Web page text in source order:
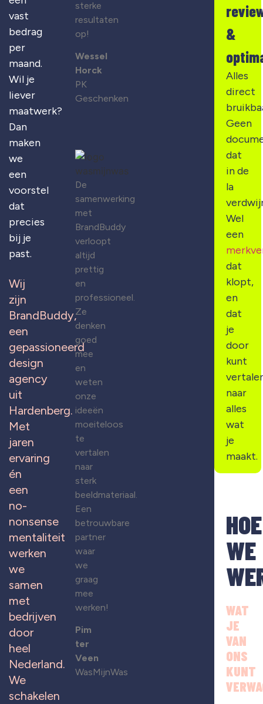
vast
bedrag
per
maand.
Wil je
liever
maatwerk?
Dan
maken
we
een
voorstel
dat
precies
bij je
past.
Wij
zijn
BrandBuddy,
een
gepassioneerd
design
agency
uit
Hardenberg.
Met
jaren
ervaring
én
een
no-
nonsense
mentaliteit
werken
we
samen
met
bedrijven
door
heel
Nederland.
We
schakelen
sterke
resultaten
op!
Wessel
Horck
PK
Geschenken
De
samenwerking
met
BrandBuddy
verloopt
altijd
prettig
en
professioneel.
Ze
denken
goed
mee
en
weten
onze
ideeën
moeiteloos
te
vertalen
naar
sterk
beeldmateriaal.
Een
betrouwbare
partner
waar
we
graag
mee
werken!
Pim
ter
Veen
WasMijnWas
HOE
WE
WAT
JE
VAN
ONS
KUNT
&
Alles
direct
Geen
dat
in de
la
Wel
een
dat
klopt,
en
dat
je
door
kunt
naar
alles
wat
je
maakt.